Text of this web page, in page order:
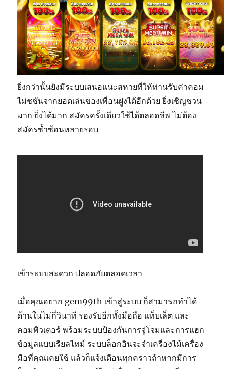
ยิ่งกว่านั้นยังมีระบบเสนอแนะสหายที่ให้ท่านรับค่าคอม
ไม่ชชันจากยอดเล่นของเพื่อนฝูงได้อีกด้วย ยิ่งเชิญชวน
มาก ยิ่งได้มาก สมัครครั้งเดียวใช้ได้ตลอดชีพ ไม่ต้อง
สมัครซ้ำซ้อนหลายรอบ
เข้าระบบสะดวก ปลอดภัยตลอดเวลา
เมื่อคุณอยาก gem99th เข้าสู่ระบบ ก็สามารถทำได้
ด้านในไม่กี่วินาที รองรับอีกทั้งมือถือ แท็บเล็ต และ
คอมพิวเตอร์ พร้อมระบบป้องกันการจู่โจมและการแฮก
ข้อมูลแบบเรียลไทม์ ระบบล็อกอินจะจำเครื่องไม้เครื่อง
มือที่คุณเคยใช้ แล้วก็แจ้งเตือนทุกคราวถ้าหากมีการ